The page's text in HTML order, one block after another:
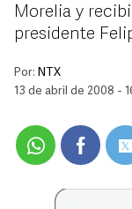
Morelia y
presidente
Por: NTX
13 de abril de 2008 -